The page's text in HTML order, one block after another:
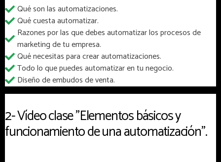
Qué son las automatizaciones.
Qué cuesta automatizar.
Razones por las que debes automatizar los procesos de
marketing de tu empresa.
Qué necesitas para crear automatizaciones.
Todo lo que puedes automatizar en tu negocio.
Diseño de embudos de venta.
2- Vídeo clase "Elementos básicos y
funcionamiento de una automatización".